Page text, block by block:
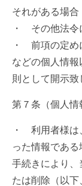
それがある場合
・ その他法令
・ 前項の定め
などの個人情
則として開示致
第７条（個人情
・ 利用者様は
った情報であ
手続きにより、
たは削除（以下